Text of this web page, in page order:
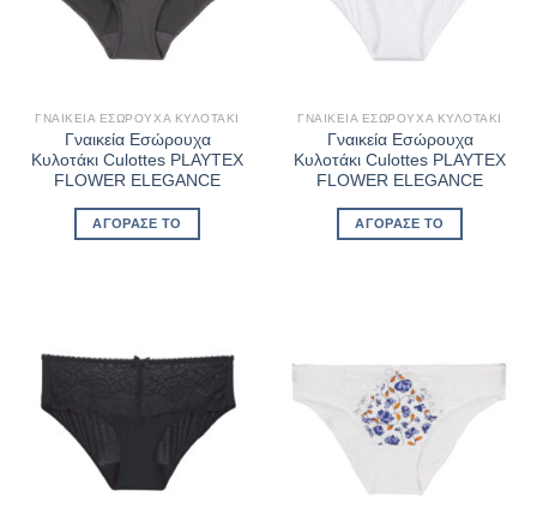
ΓΝΑΙΚΕΊΑ ΕΣΏΡΟΥΧΑ ΚΥΛΟΤΆΚΙ
Γναικεία Εσώρουχα
Κυλοτάκι Culottes PLAYTEX
FLOWER ELEGANCE
ΑΓΌΡΑΣΈ ΤΟ
ΓΝΑΙΚΕΊΑ ΕΣΏΡΟΥΧΑ ΚΥΛΟΤΆΚΙ
Γναικεία Εσώρουχα
Κυλοτάκι Culottes PLAYTEX
FLOWER ELEGANCE
ΑΓΌΡΑΣΈ ΤΟ